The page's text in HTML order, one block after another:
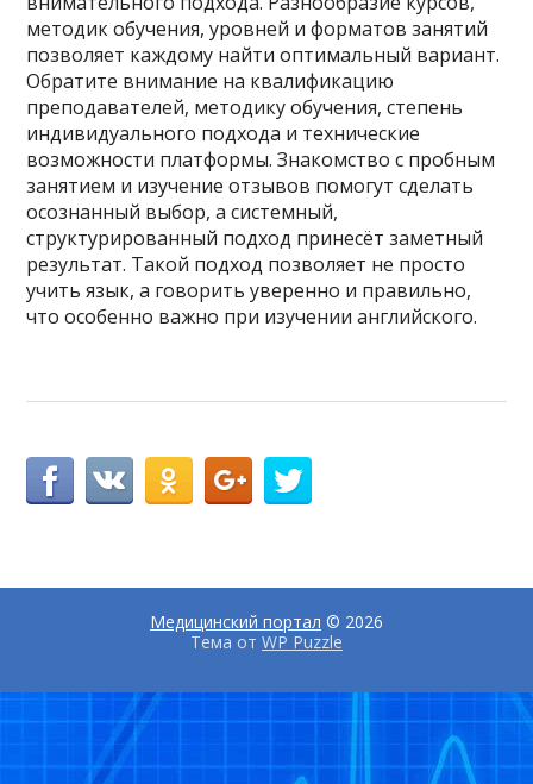
методик обучения, уровней и форматов занятий
позволяет каждому найти оптимальный вариант.
Обратите внимание на квалификацию
преподавателей, методику обучения, степень
индивидуального подхода и технические
возможности платформы. Знакомство с пробным
занятием и изучение отзывов помогут сделать
осознанный выбор, а системный,
структурированный подход принесёт заметный
результат. Такой подход позволяет не просто
учить язык, а говорить уверенно и правильно,
что особенно важно при изучении английского.
Медицинский портал © 2026
Тема от WP Puzzle